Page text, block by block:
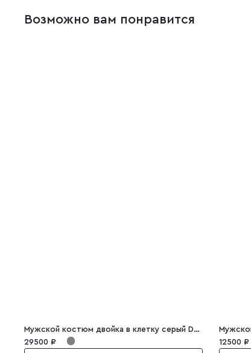
Возможно вам понравится
Мужской костюм двойка в клетку серый Dominico
29500 ₽
12500 ₽